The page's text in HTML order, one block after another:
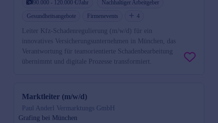
90.000 - 120.000 €/Jahr
Nachhaltiger Arbeitgeber
Gesundheitsangebote
Firmenevents 4
Leiter Kfz-Schadenregulierung (m/w/d) für ein
innovatives Versicherungsunternehmen in München, das
Verantwortung für teamorientierte Schadenbearbeitung
übernimmt und digitale Prozesse transformiert.
Marktleiter (m/w/d)
Paul Anderl Vermarktungs GmbH
Grafing bei München